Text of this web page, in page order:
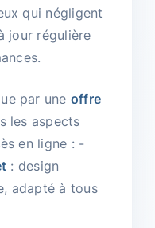
qui négligent
jour régulière
par une offre
les aspects
en ligne : -
: design
adapté à tous